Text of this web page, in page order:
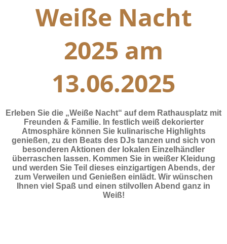
Weiße Nacht
2025 am
13.06.2025
Erleben Sie die „Weiße Nacht“ auf dem Rathausplatz mit
Freunden & Familie. In festlich weiß dekorierter
Atmosphäre können Sie kulinarische Highlights
genießen, zu den Beats des DJs tanzen und sich von
besonderen Aktionen der lokalen Einzelhändler
überraschen lassen. Kommen Sie in weißer Kleidung
und werden Sie Teil dieses einzigartigen Abends, der
zum Verweilen und Genießen einlädt. Wir wünschen
Ihnen viel Spaß und einen stilvollen Abend ganz in
Weiß!